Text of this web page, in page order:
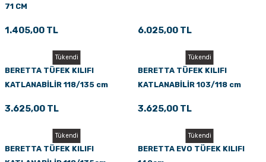
71 CM
1.405,00 TL 6.025,00 TL
Tükendi
BERETTA TÜFEK KILIFI
KATLANABİLİR 118/135 cm
3.625,00 TL
Tükendi
BERETTA TÜFEK KILIFI
KATLANABİLİR 103/118 cm
3.625,00 TL
Tükendi
BERETTA TÜFEK KILIFI
Tükendi
BERETTA EVO TÜFEK KILIFI